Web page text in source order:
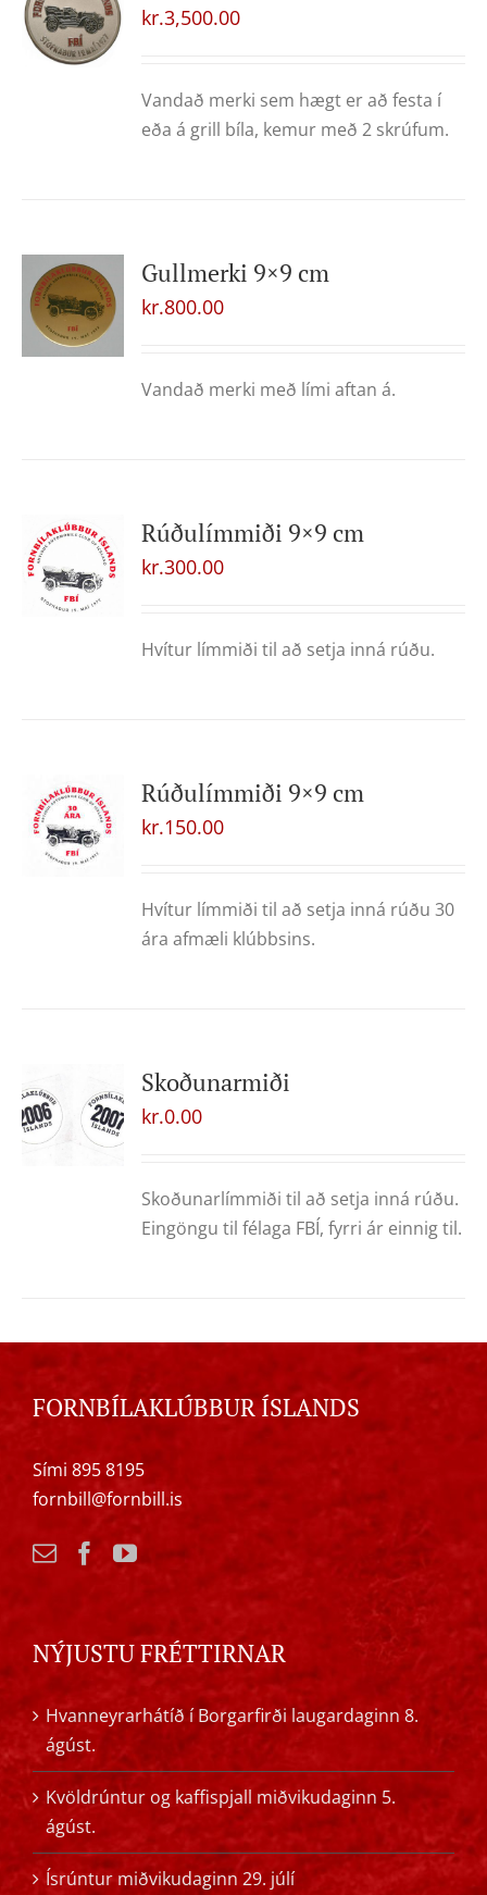
kr.3,500.00
Vandað merki sem hægt er að festa í
eða á grill bíla, kemur með 2 skrúfum.
Gullmerki 9×9 cm
kr.800.00
Vandað merki með lími aftan á.
Rúðulímmiði 9×9 cm
kr.300.00
Hvítur límmiði til að setja inná rúðu.
Rúðulímmiði 9×9 cm
kr.150.00
Hvítur límmiði til að setja inná rúðu 30
ára afmæli klúbbsins.
Skoðunarmiði
kr.0.00
Skoðunarlímmiði til að setja inná rúðu.
Eingöngu til félaga FBÍ, fyrri ár einnig til.
FORNBÍLAKLÚBBUR ÍSLANDS
Sími 895 8195
fornbill@fornbill.is
NÝJUSTU FRÉTTIRNAR
Hvanneyrarhátíð í Borgarfirði laugardaginn 8.
ágúst.
Kvöldrúntur og kaffispjall miðvikudaginn 5.
ágúst.
Ísrúntur miðvikudaginn 29. júlí